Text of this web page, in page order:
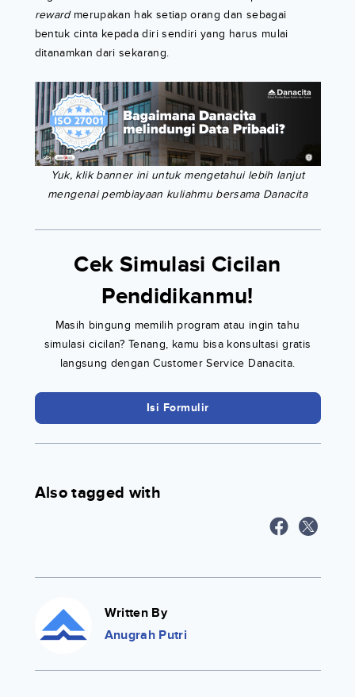
rewardmerupakan hak setiap orang dan sebagai
bentuk cinta kepada diri sendiri yang harus mulai
ditanamkan dari sekarang.
Yuk, klik banner ini untuk mengetahui lebih lanjut
mengenai pembiayaan kuliahmu bersama Danacita
Cek Simulasi Cicilan
Pendidikanmu!
Masih bingung memilih program atau ingin tahu
simulasi cicilan? Tenang, kamu bisa konsultasi gratis
langsung dengan Customer Service Danacita.
Isi Formulir
Also tagged with
Written By
Anugrah Putri